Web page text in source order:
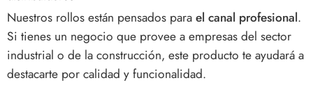
Nuestros rollos están pensados parael canal profesional.
Si tienes un negocio que provee a empresas del sector
industrial o de la construcción, este producto te ayudará a
destacarte por calidad y funcionalidad.